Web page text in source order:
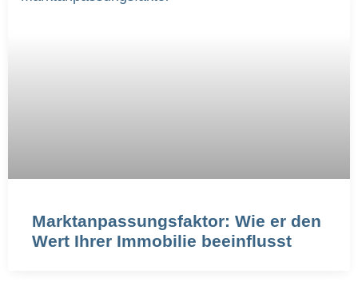
Marktanpassungsfaktor: Wie er den
Wert Ihrer Immobilie beeinflusst